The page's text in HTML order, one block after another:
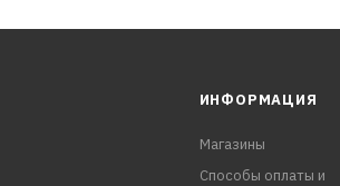
ИНФОРМАЦИЯ
Магазины
Способы оплаты и